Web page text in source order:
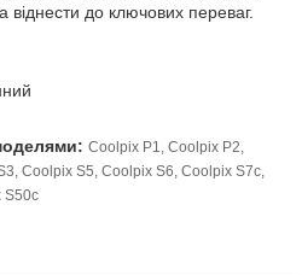
до ключових переваг.
Coolpix P1, Coolpix P2,
Coolpix S5, Coolpix S6, Coolpix S7c,
S50c